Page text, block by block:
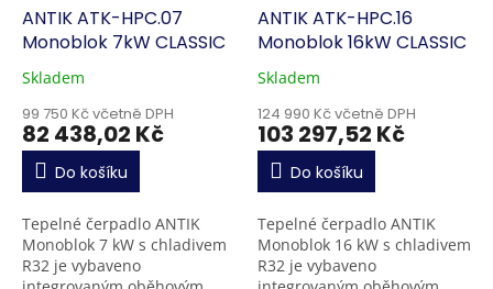
ANTIK ATK-HPC.07
Monoblok 7kW CLASSIC
Skladem
99 750 Kč včetně DPH
82 438,02 Kč
Do košíku
Tepelné čerpadlo ANTIK
Monoblok 7 kW s chladivem
R32 je vybaveno
ANTIK ATK-HPC.16
Monoblok 16kW CLASSIC
Skladem
124 990 Kč včetně DPH
103 297,52 Kč
Do košíku
Tepelné čerpadlo ANTIK
Monoblok 16 kW s chladivem
R32 je vybaveno